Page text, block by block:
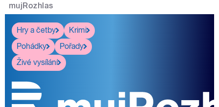
mujRozhlas
Hry a četby
Krimi
Pohádky
Pořady
Živé vysílání